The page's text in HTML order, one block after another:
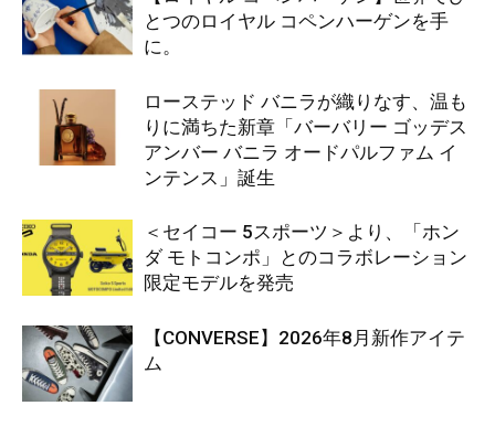
とつのロイヤル コペンハーゲンを手
に。
ローステッド バニラが織りなす、温も
りに満ちた新章「バーバリー ゴッデス
アンバー バニラ オードパルファム イ
ンテンス」誕生
＜セイコー 5スポーツ＞より、「ホン
ダ モトコンポ」とのコラボレーション
限定モデルを発売
【CONVERSE】2026年8月新作アイテ
ム